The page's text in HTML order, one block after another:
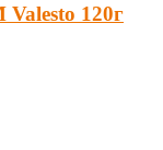
Valesto 120г